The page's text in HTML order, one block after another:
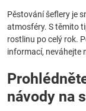
Pěstování šeflery je
atmosféry. S těmito
rostlinu po celý rok.
informací, neváhejte
návody na